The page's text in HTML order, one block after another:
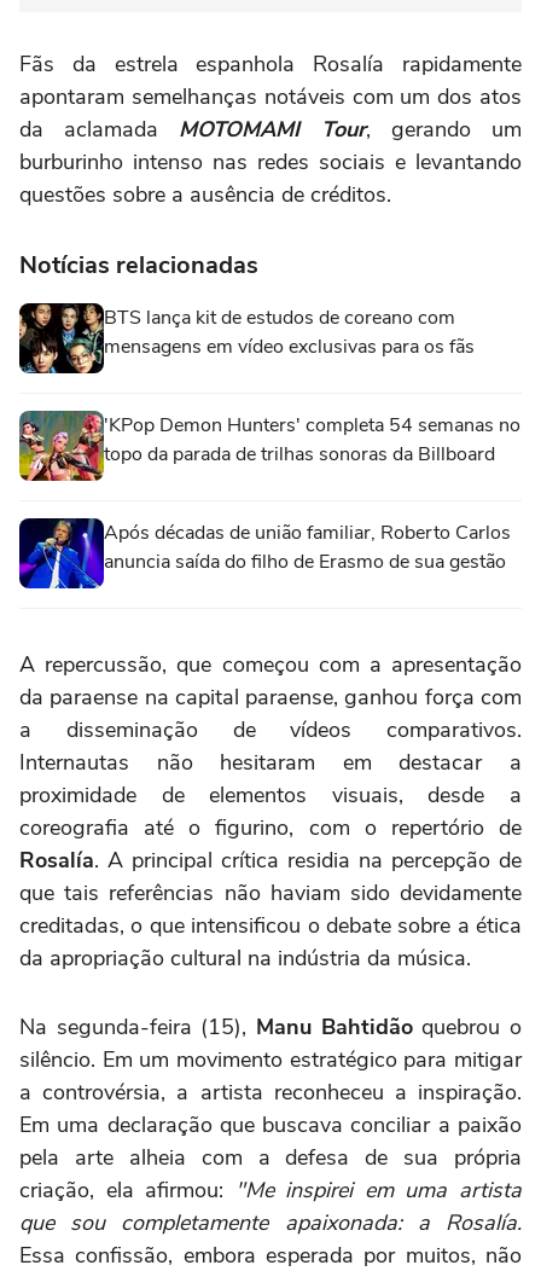
Fãs da estrela espanhola Rosalía rapidamente
apontaram semelhanças notáveis com um dos atos
da aclamada MOTOMAMI Tour, gerando um
burburinho intenso nas redes sociais e levantando
questões sobre a ausência de créditos.
Notícias relacionadas
BTS lança kit de estudos de coreano com
mensagens em vídeo exclusivas para os fãs
'KPop Demon Hunters' completa 54 semanas no
topo da parada de trilhas sonoras da Billboard
Após décadas de união familiar, Roberto Carlos
anuncia saída do filho de Erasmo de sua gestão
A repercussão, que começou com a apresentação
da paraense na capital paraense, ganhou força com
a disseminação de vídeos comparativos.
Internautas não hesitaram em destacar a
proximidade de elementos visuais, desde a
coreografia até o figurino, com o repertório de
Rosalía. A principal crítica residia na percepção de
que tais referências não haviam sido devidamente
creditadas, o que intensificou o debate sobre a ética
da apropriação cultural na indústria da música.
Na segunda-feira (15), Manu Bahtidãoquebrou o
silêncio. Em um movimento estratégico para mitigar
a controvérsia, a artista reconheceu a inspiração.
Em uma declaração que buscava conciliar a paixão
pela arte alheia com a defesa de sua própria
criação, ela afirmou: "Me inspirei em uma artista
que sou completamente apaixonada: a Rosalía.
Essa confissão, embora esperada por muitos, não